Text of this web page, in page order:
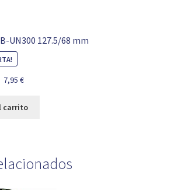
UN300 127.5/68 mm
7,95€El
actual
carrito